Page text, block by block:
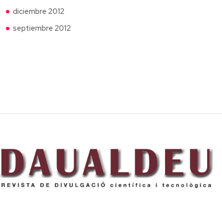
diciembre 2012
septiembre 2012